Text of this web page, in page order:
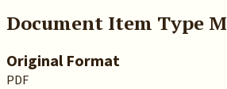
Document Item Type
Original Format
PDF